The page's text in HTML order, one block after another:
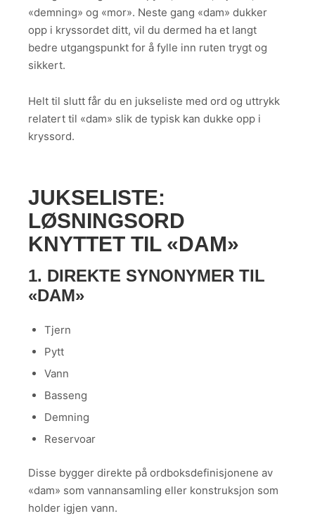
«demning» og «mor». Neste gang «dam» dukker
opp i kryssordet ditt, vil du dermed ha et langt
bedre utgangspunkt for å fylle inn ruten trygt og
sikkert.
Helt til slutt får du en jukseliste med ord og uttrykk
relatert til «dam» slik de typisk kan dukke opp i
kryssord.
JUKSELISTE:
LØSNINGSORD
KNYTTET TIL «DAM»
1. DIREKTE SYNONYMER TIL
«DAM»
Tjern
Pytt
Vann
Basseng
Demning
Reservoar
Disse bygger direkte på ordboksdefinisjonene av
«dam» som vannansamling eller konstruksjon som
holder igjen vann.